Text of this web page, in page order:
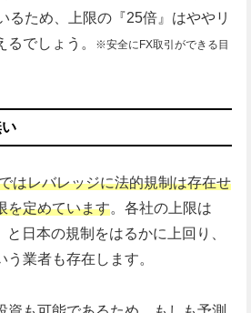
るため、上限の『25倍』はややリ
でしょう。
※安全にFX取引ができる目
はレバレッジに法的規制は存在せ
を定めています。各社の上限は
と日本の規制をはるかに上回り、
業者も存在します。